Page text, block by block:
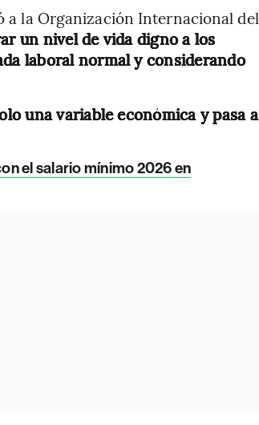
la Organización Internacional del
un nivel de vida digno a los
laboral normal y considerando
una variable económica y pasa a
el salario mínimo 2026 en